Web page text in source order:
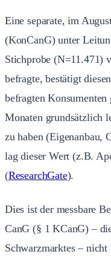
Eine separate, im
(KonCanG) unter
Stichprobe (N=11.471)
befragte, bestätigt
befragten Konsumenten
Monaten grundsätzlich
zu haben (Eigenanbau,
lag dieser Wert (z.B.
(ResearchGate).
Dies ist der messbare
CanG (§ 1 KCanG) –
Schwarzmarktes –